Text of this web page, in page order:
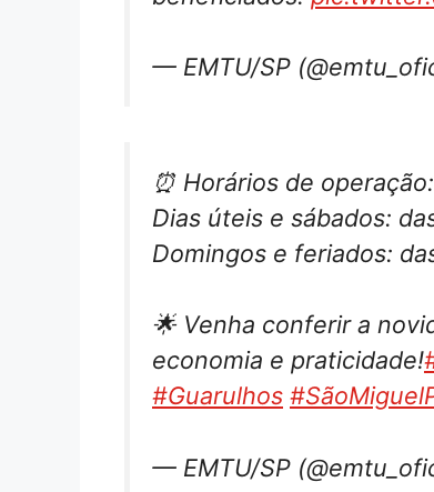
— EMTU/SP
⏰ Horários de operação:
Dias úteis e sábados:
Domingos e feriados:
🌟 Venha conferir a
economia e praticidade!
#Guarulhos
— EMTU/SP